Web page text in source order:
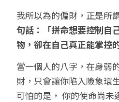
五行計算初階班
五行計算高階班
團隊訓練營
科學八字輕鬆學
輕鬆學會科學八字推理
常見問題
FB粉絲頁
繁體中文
繁體中文
0938617837
我所以為的偏財，正是所
句話：「拼命想要控制自
物，卻在自己真正能掌控
當一個人的八字，在身弱
財，只會讓你陷入險象環
可怕的是， 你的使命尚未